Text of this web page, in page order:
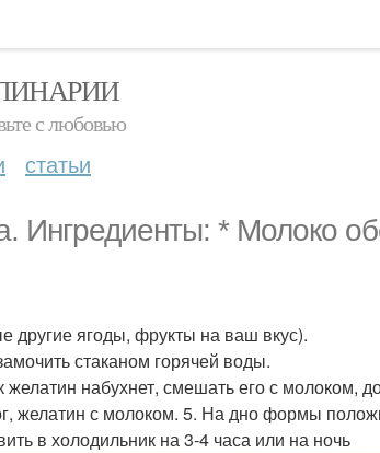
с любовью
статьи
Ингредиенты: * Молоко
ягоды, фрукты на ваш вкус).
стаканом горячей воды.
набухнет, смешать его с молоком,
желатин с молоком. 5. На дно формы
в холодильник на 3-4 часа или на ночь